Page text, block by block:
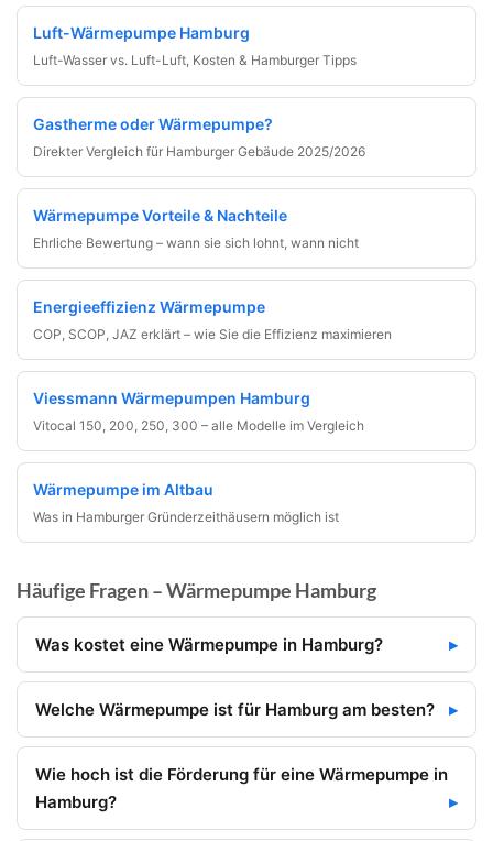
Luft-Wärmepumpe Hamburg
Luft-Wasser vs. Luft-Luft, Kosten & Hamburger Tipps
Gastherme oder Wärmepumpe?
Direkter Vergleich für Hamburger Gebäude 2025/2026
Wärmepumpe Vorteile & Nachteile
Ehrliche Bewertung – wann sie sich lohnt, wann nicht
Energieeffizienz Wärmepumpe
COP, SCOP, JAZ erklärt – wie Sie die Effizienz maximieren
Viessmann Wärmepumpen Hamburg
Vitocal 150, 200, 250, 300 – alle Modelle im Vergleich
Wärmepumpe im Altbau
Was in Hamburger Gründerzeithäusern möglich ist
Häufige Fragen – Wärmepumpe Hamburg
Was kostet eine Wärmepumpe in Hamburg?
Welche Wärmepumpe ist für Hamburg am besten?
Wie hoch ist die Förderung für eine Wärmepumpe in
Hamburg?